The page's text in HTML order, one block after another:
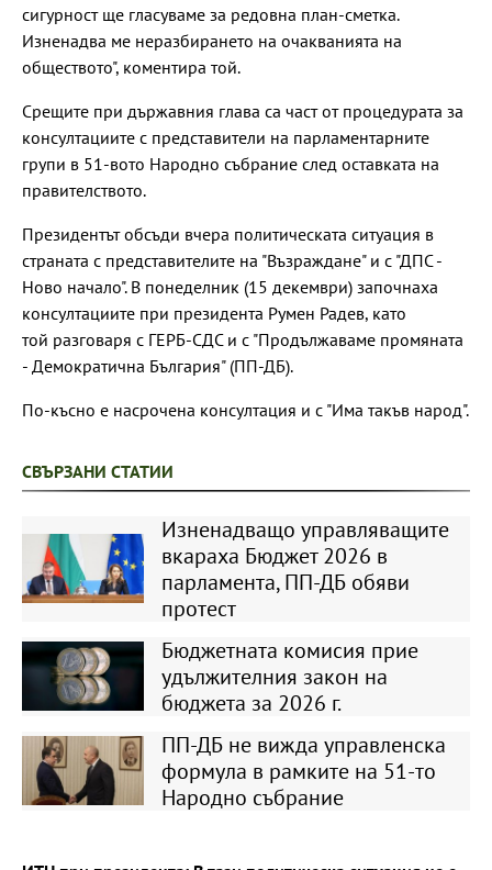
сигурност ще гласуваме за редовна план-сметка.
Изненадва ме неразбирането на очакванията на
обществото", коментира той.
Срещите при държавния глава са част от процедурата за
консултациите с представители на парламентарните
групи в 51-вото Народно събрание след оставката на
правителството.
Президентът обсъди вчера политическата ситуация в
страната с представителите на "Възраждане" и с "ДПС -
Ново начало". В понеделник (15 декември) започнаха
консултациите при президента Румен Радев, като
той разговаря с ГЕРБ-СДС и с "Продължаваме промяната
- Демократична България" (ПП-ДБ).
По-късно е насрочена консултация и с "Има такъв народ".
СВЪРЗАНИ СТАТИИ
Изненадващо управляващите
вкараха Бюджет 2026 в
парламента, ПП-ДБ обяви
протест
Бюджетната комисия прие
удължителния закон на
бюджета за 2026 г.
ПП-ДБ не вижда управленска
формула в рамките на 51-то
Народно събрание